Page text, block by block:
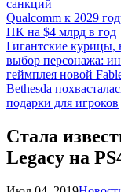
санкций
Qualcomm к 2029
ПК на $4 млрд в год
Гигантские курицы,
выбор персонажа:
геймплея новой
Bethesda
подарки для игроков
Стала
Legacy на